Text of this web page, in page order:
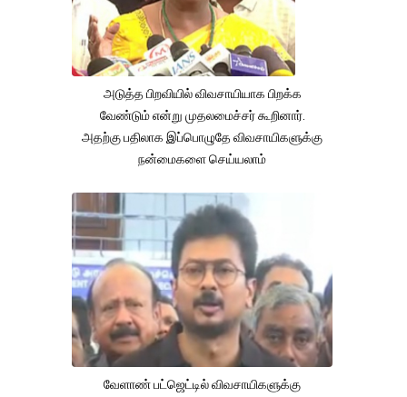
அடுத்த பிறவியில் விவசாயியாக பிறக்க
வேண்டும் என்று முதலமைச்சர் கூறினார்.
அதற்கு பதிலாக இப்பொழுதே விவசாயிகளுக்கு
நன்மைகளை செய்யலாம்
வேளாண் பட்ஜெட்டில் விவசாயிகளுக்கு